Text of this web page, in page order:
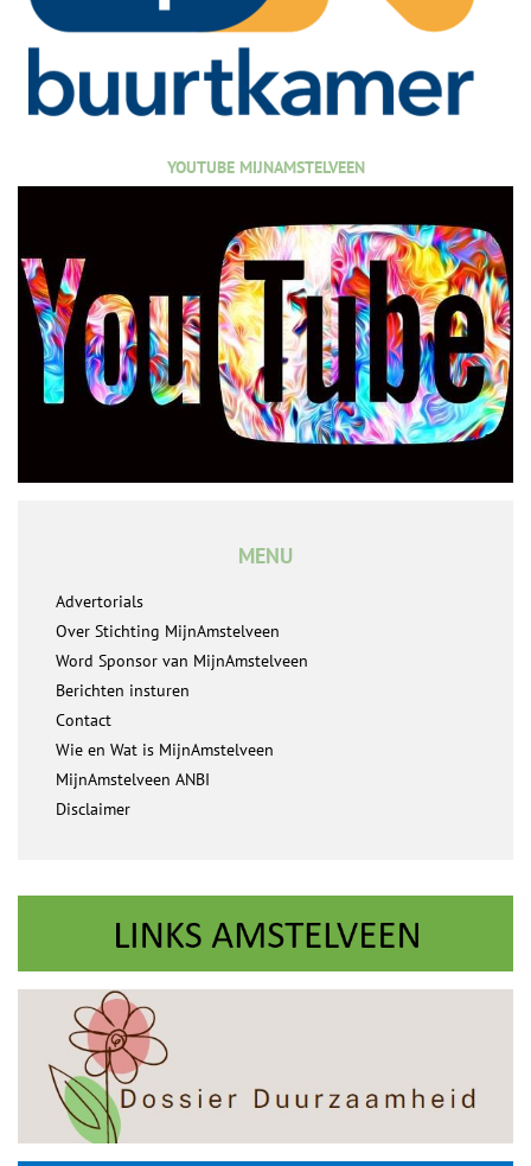
YOUTUBE MIJNAMSTELVEEN
MENU
Advertorials
Over Stichting MijnAmstelveen
Word Sponsor van MijnAmstelveen
Berichten insturen
Contact
Wie en Wat is MijnAmstelveen
MijnAmstelveen ANBI
Disclaimer